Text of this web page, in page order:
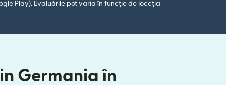
Play). Evaluările pot varia în funcție de locația
Germania în